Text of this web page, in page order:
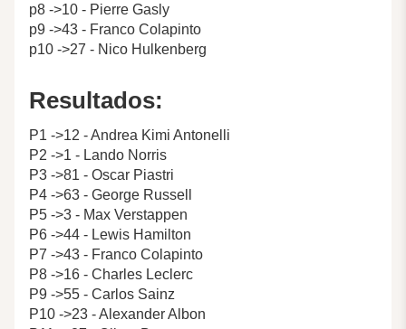
p8 ->10 - Pierre Gasly
p9 ->43 - Franco Colapinto
p10 ->27 - Nico Hulkenberg
Resultados:
P1 ->12 - Andrea Kimi Antonelli
P2 ->1 - Lando Norris
P3 ->81 - Oscar Piastri
P4 ->63 - George Russell
P5 ->3 - Max Verstappen
P6 ->44 - Lewis Hamilton
P7 ->43 - Franco Colapinto
P8 ->16 - Charles Leclerc
P9 ->55 - Carlos Sainz
P10 ->23 - Alexander Albon